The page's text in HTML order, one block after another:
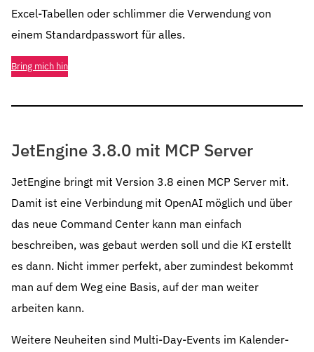
Excel-Tabellen oder schlimmer die Verwendung von
einem Standardpasswort für alles.
Bring mich hin
JetEngine 3.8.0 mit MCP Server
JetEngine bringt mit Version 3.8 einen MCP Server mit.
Damit ist eine Verbindung mit OpenAI möglich und über
das neue Command Center kann man einfach
beschreiben, was gebaut werden soll und die KI erstellt
es dann. Nicht immer perfekt, aber zumindest bekommt
man auf dem Weg eine Basis, auf der man weiter
arbeiten kann.
Weitere Neuheiten sind Multi-Day-Events im Kalender-